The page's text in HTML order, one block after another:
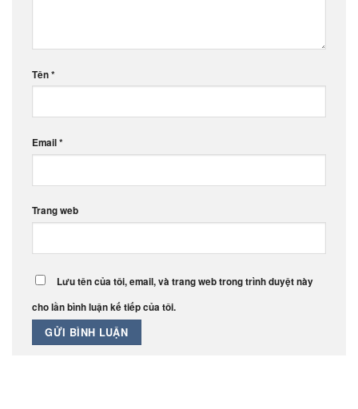
Tên*
Email*
Trang web
Lưu tên của tôi, email, và trang web trong trình duyệt này
cho lần bình luận kế tiếp của tôi.